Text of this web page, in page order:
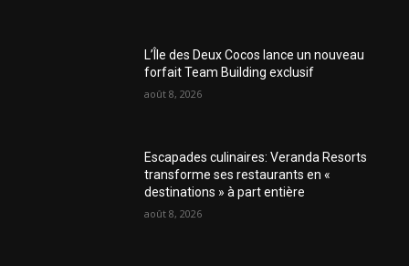
L’Île des Deux Cocos lance un nouveau
forfait Team Building exclusif
août 8, 2026
Escapades culinaires: Veranda Resorts
transforme ses restaurants en «
destinations » à part entière
août 8, 2026